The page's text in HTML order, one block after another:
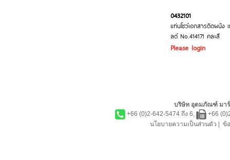
0432101
แท่นโชว์เอกสารติดผนัง
ลด์ No.414171 คละสี
Please login
บริษัท อุดมภัณฑ์ มาร์
+66 (0)2-642-5474 ถึง 6,
+66
นโยบายความเป็นส่วนตัว
ข้